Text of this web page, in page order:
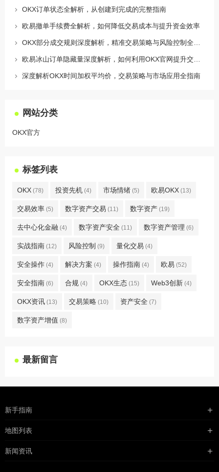
OKX订单状态全解析，从创建到完成的完整指南
欧易撤单手续费全解析，如何降低交易成本与提升资金效率
深度解析OKX时间加权平均价，交易策略与市场应用全指南
网站分类
OKX官方
标签列表
OKX (78) 投资先机 (4) 市场情绪 (5) 欧易OKX (13)
交易效率 (5) 数字资产交易 (11) 数字资产 (19)
去中心化金融 (4) 数字资产安全 (11) 数字资产管理 (6)
实战指南 (12) 风险控制 (9) 量化交易 (4)
安全操作 (4) 解决方案 (4) 操作指南 (4) 欧易 (52)
安全指南 (6) 合规 (4) OKX生态 (15) Web3创新 (4)
OKX资讯 (13) 交易策略 (10) 资产安全 (7)
数字资产增值 (8)
最新留言
新手指南
购买流程
地图列表
最新文章
新闻资讯